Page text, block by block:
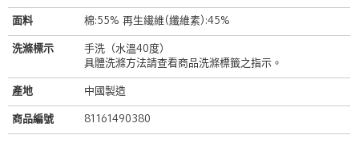
面料 棉:55% 再生繊維(纖維素):45%
洗滌標示
手洗（水溫40度）
具體洗滌方法請查看商品洗滌標籤之指示。
產地 中國製造
商品編號 81161490380